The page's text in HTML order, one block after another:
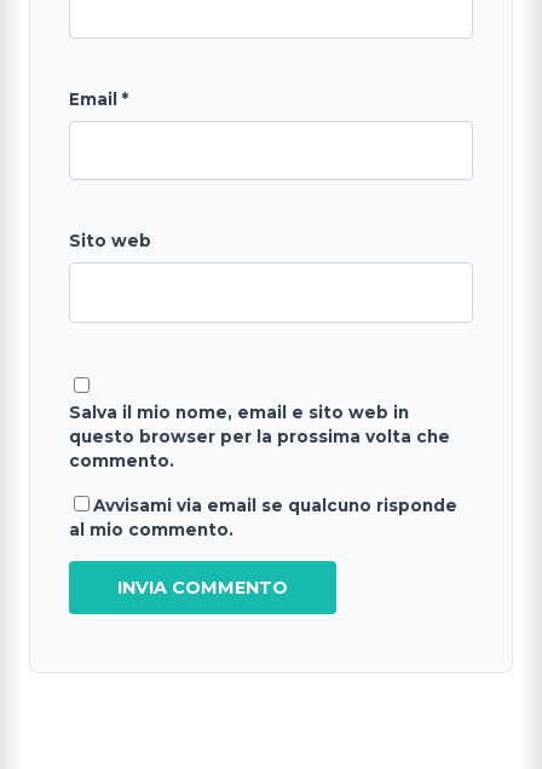
Email *
Sito web
Salva il mio nome, email e sito web in
questo browser per la prossima volta che
commento.
Avvisami via email se qualcuno risponde
al mio commento.